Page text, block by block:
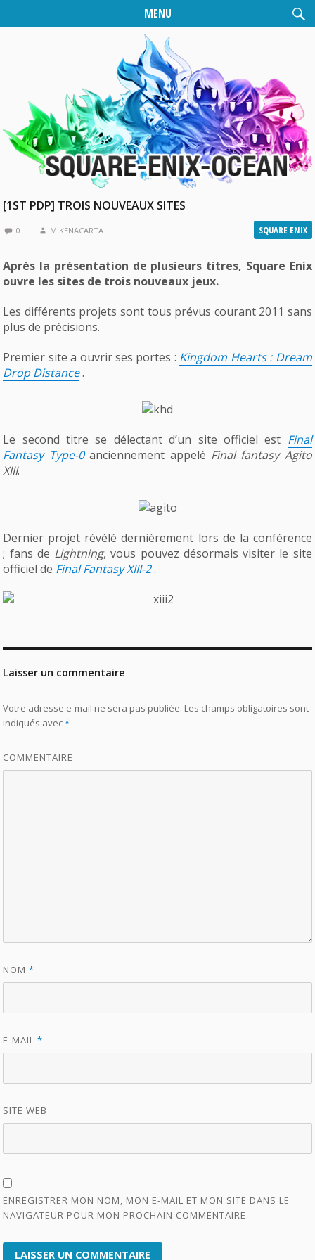
MENU
[1ST PDP] TROIS NOUVEAUX SITES
SQUARE ENIX
0 MIKENACARTA
Après la présentation de plusieurs titres, Square Enix
ouvre les sites de trois nouveaux jeux.
Les différents projets sont tous prévus courant 2011 sans
plus de précisions.
Premier site a ouvrir ses portes : Kingdom Hearts : Dream
Drop Distance.
Le second titre se délectant d’un site officiel est Final
Fantasy Type-0anciennement appelé Final fantasy Agito
XIII.
Dernier projet révélé dernièrement lors de la conférence
; fans de Lightning, vous pouvez désormais visiter le site
officiel de Final Fantasy XIII-2.
Laisser un commentaire
Votre adresse e-mail ne sera pas publiée. Les champs obligatoires sont
indiqués avec*
COMMENTAIRE
NOM*
E-MAIL*
SITE WEB
ENREGISTRER MON NOM, MON E-MAIL ET MON SITE DANS LE
NAVIGATEUR POUR MON PROCHAIN COMMENTAIRE.